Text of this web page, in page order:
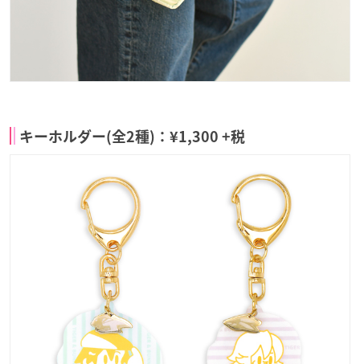
キーホルダー(全2種)：¥1,300 +税